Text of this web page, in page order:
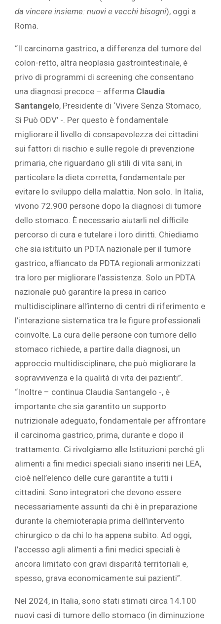
da vincere insieme: nuovi e vecchi bisogni), oggi a
Roma.
“Il carcinoma gastrico, a differenza del tumore del
colon-retto, altra neoplasia gastrointestinale, è
privo di programmi di screening che consentano
una diagnosi precoce – afferma Claudia
Santangelo, Presidente di ‘Vivere Senza Stomaco,
Si Può ODV’ -. Per questo è fondamentale
migliorare il livello di consapevolezza dei cittadini
sui fattori di rischio e sulle regole di prevenzione
primaria, che riguardano gli stili di vita sani, in
particolare la dieta corretta, fondamentale per
evitare lo sviluppo della malattia. Non solo. In Italia,
vivono 72.900 persone dopo la diagnosi di tumore
dello stomaco. È necessario aiutarli nel difficile
percorso di cura e tutelare i loro diritti. Chiediamo
che sia istituito un PDTA nazionale per il tumore
gastrico, affiancato da PDTA regionali armonizzati
tra loro per migliorare l’assistenza. Solo un PDTA
nazionale può garantire la presa in carico
multidisciplinare all’interno di centri di riferimento e
l’interazione sistematica tra le figure professionali
coinvolte. La cura delle persone con tumore dello
stomaco richiede, a partire dalla diagnosi, un
approccio multidisciplinare, che può migliorare la
sopravvivenza e la qualità di vita dei pazienti”.
“Inoltre – continua Claudia Santangelo -, è
importante che sia garantito un supporto
nutrizionale adeguato, fondamentale per affrontare
il carcinoma gastrico, prima, durante e dopo il
trattamento. Ci rivolgiamo alle Istituzioni perché gli
alimenti a fini medici speciali siano inseriti nei LEA,
cioè nell’elenco delle cure garantite a tutti i
cittadini. Sono integratori che devono essere
necessariamente assunti da chi è in preparazione
durante la chemioterapia prima dell’intervento
chirurgico o da chi lo ha appena subito. Ad oggi,
l’accesso agli alimenti a fini medici speciali è
ancora limitato con gravi disparità territoriali e,
spesso, grava economicamente sui pazienti”.
Nel 2024, in Italia, sono stati stimati circa 14.100
nuovi casi di tumore dello stomaco (in diminuzione